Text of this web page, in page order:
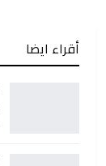
أقراء ايضا